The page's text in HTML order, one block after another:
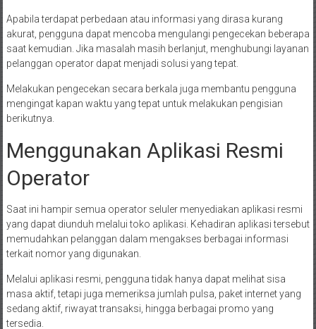
Apabila terdapat perbedaan atau informasi yang dirasa kurang
akurat, pengguna dapat mencoba mengulangi pengecekan beberapa
saat kemudian. Jika masalah masih berlanjut, menghubungi layanan
pelanggan operator dapat menjadi solusi yang tepat.
Melakukan pengecekan secara berkala juga membantu pengguna
mengingat kapan waktu yang tepat untuk melakukan pengisian
berikutnya.
Menggunakan Aplikasi Resmi
Operator
Saat ini hampir semua operator seluler menyediakan aplikasi resmi
yang dapat diunduh melalui toko aplikasi. Kehadiran aplikasi tersebut
memudahkan pelanggan dalam mengakses berbagai informasi
terkait nomor yang digunakan.
Melalui aplikasi resmi, pengguna tidak hanya dapat melihat sisa
masa aktif, tetapi juga memeriksa jumlah pulsa, paket internet yang
sedang aktif, riwayat transaksi, hingga berbagai promo yang
tersedia.